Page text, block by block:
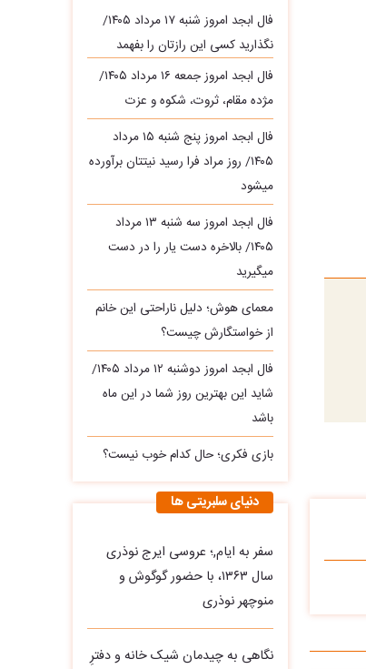
فال ابجد امروز شنبه ۱۷ مرداد ۱۴۰۵/
نگذارید کسی این رازتان را بفهمد
فال ابجد امروز جمعه ۱۶ مرداد ۱۴۰۵/
مژده مقام، ثروت، شکوه و عزت
فال ابجد امروز پنج شنبه ۱۵ مرداد
۱۴۰۵/ روز مراد فرا رسید نیتتان برآورده
میشود
فال ابجد امروز سه‌ شنبه ۱۳ مرداد
۱۴۰۵/ بالاخره دست یار را در دست
میگیرید
معمای هوش؛ دلیل ناراحتی این خانم
از خواستگارش چیست؟
فال ابجد امروز دوشنبه ۱۲ مرداد ۱۴۰۵/
شاید این بهترین روز شما در این ماه
باشد
بازی فکری؛ حال کدام خوب نیست؟
دنیای سلبریتی ها
سفر به ایام,؛ عروسی ایرج نوذری
سال ۱۳۶۳، با حضور گوگوش و
منوچهر نوذری
نگاهی به چیدمان شیک خانه و دفترِ